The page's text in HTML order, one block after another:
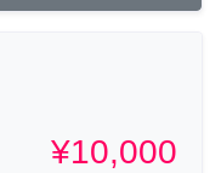
¥10,000